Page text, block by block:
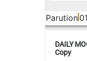
Parution
DAILY
Copy